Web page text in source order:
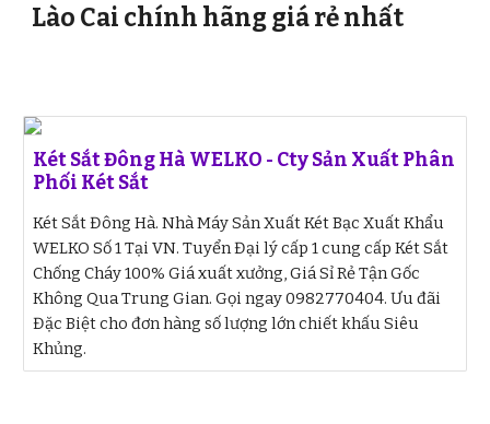
Lào Cai chính hãng giá rẻ nhất
Két Sắt Đông Hà WELKO - Cty Sản Xuất Phân
Phối Két Sắt
Két Sắt Đông Hà. Nhà Máy Sản Xuất Két Bạc Xuất Khẩu
WELKO Số 1 Tại VN. Tuyển Đại lý cấp 1 cung cấp Két Sắt
Chống Cháy 100% Giá xuất xưởng, Giá Sỉ Rẻ Tận Gốc
Không Qua Trung Gian. Gọi ngay 0982770404. Ưu đãi
Đặc Biệt cho đơn hàng số lượng lớn chiết khấu Siêu
Khủng.